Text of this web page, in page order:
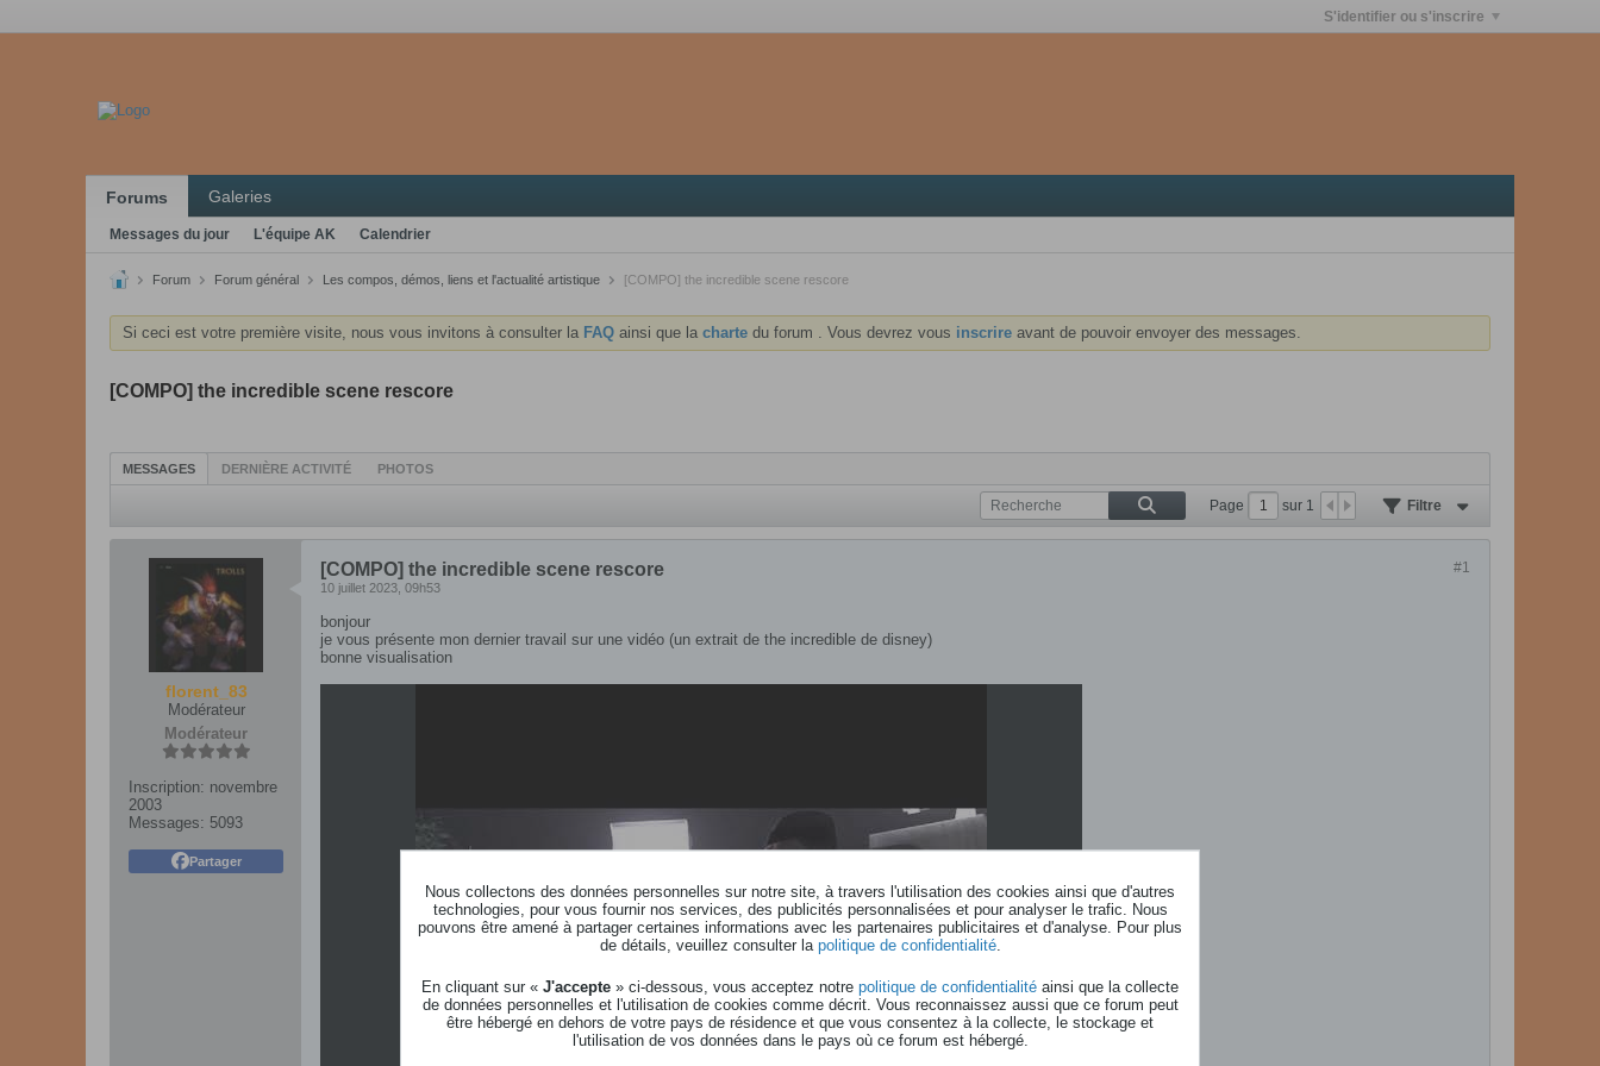
S'identifier ou s'inscrire
Forums Galeries
Messages du jour L'équipe AK Calendrier
Forum Forum général Les compos, démos, liens et l'actualité artistique [COMPO] the incredible scene rescore
Si ceci est votre première visite, nous vous invitons à consulter la FAQ ainsi que la charte du forum . Vous devrez vous inscrire avant de pouvoir envoyer des messages.
[COMPO] the incredible scene rescore
MESSAGES DERNIÈRE ACTIVITÉ PHOTOS
Page sur 1 Filtre
florent_83
Modérateur
Modérateur
Inscription: novembre
2003
Messages: 5093
Partager
#1
[COMPO] the incredible scene rescore
10 juillet 2023, 09h53
bonjour
je vous présente mon dernier travail sur une vidéo (un extrait de the incredible de disney)
bonne visualisation
Nous collectons des données personnelles sur notre site, à travers l'utilisation des cookies ainsi que d'autres
technologies, pour vous fournir nos services, des publicités personnalisées et pour analyser le trafic. Nous
pouvons être amené à partager certaines informations avec les partenaires publicitaires et d'analyse. Pour plus
de détails, veuillez consulter la politique de confidentialité.
En cliquant sur « J'accepte » ci-dessous, vous acceptez notre politique de confidentialité ainsi que la collecte
de données personnelles et l'utilisation de cookies comme décrit. Vous reconnaissez aussi que ce forum peut
être hébergé en dehors de votre pays de résidence et que vous consentez à la collecte, le stockage et
l'utilisation de vos données dans le pays où ce forum est hébergé.